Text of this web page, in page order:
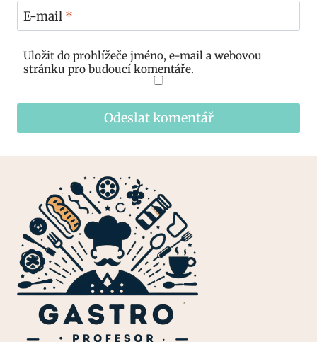
E-mail *
Uložit do prohlížeče jméno, e-mail a webovou
stránku pro budoucí komentáře.